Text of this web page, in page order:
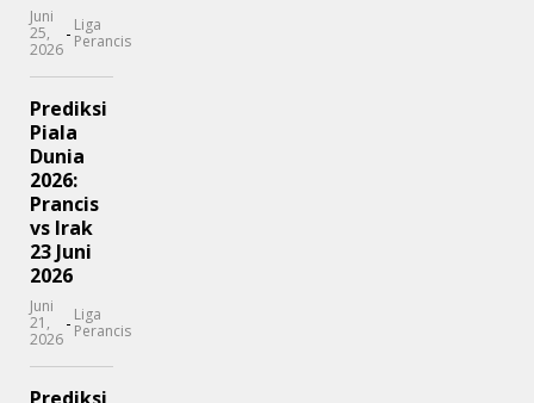
Juni
25,
2026
- Liga
Perancis
Prediksi
Piala
Dunia
2026:
Prancis
vs Irak
23 Juni
2026
Juni
21,
2026
- Liga
Perancis